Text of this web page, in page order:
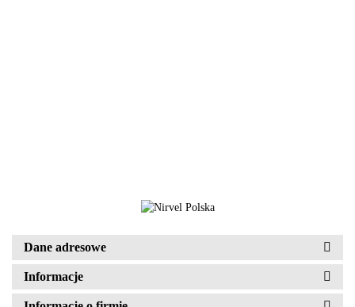
Dane adresowe
Informacje